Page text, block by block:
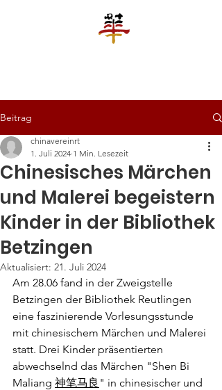
罗城华人文化教育平台合作协会
Beitrag
Chinesisches Märchen
und Malerei begeistern
Kinder in der Bibliothek
Betzingen
chinavereinrt
1. Juli 2024 1 Min. Lesezeit
Aktualisiert: 21. Juli 2024
Am 28.06 fand in der Zweigstelle
Betzingen der Bibliothek Reutlingen
eine faszinierende Vorlesungsstunde
mit chinesischem Märchen und Malerei
statt. Drei Kinder präsentierten
abwechselnd das Märchen "Shen Bi
Maliang 神笔马良 " in chinesischer und